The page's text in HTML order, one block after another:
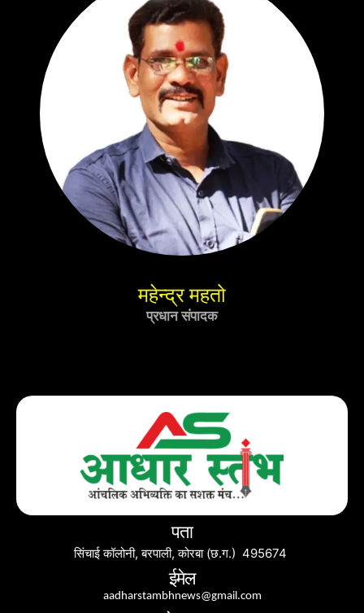
महेन्द्र महतो
प्रधान संपादक
पता
सिंचाई कॉलोनी, बरपाली, कोरबा (छ.ग.) 495674
ईमेल
aadharstambhnews@gmail.com